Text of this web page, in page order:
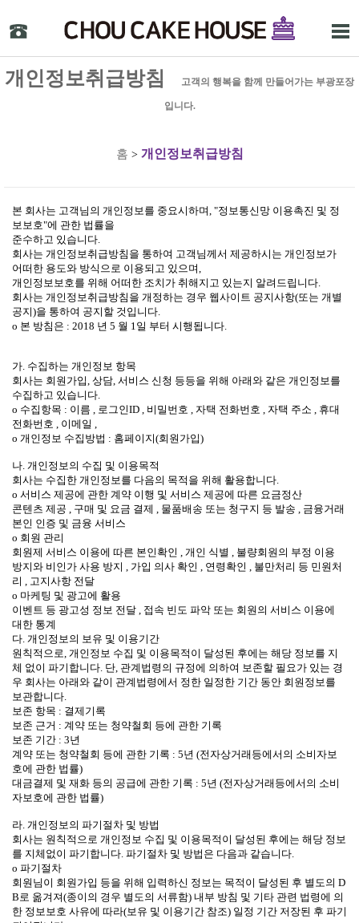
개인정보취급방침 고객의 행복을 함께 만들어가는 부광포장
입니다.
홈 > 개인정보취급방침
본 회사는 고객님의 개인정보를 중요시하며, "정보통신망 이용촉진 및 정
보보호"에 관한 법률을
준수하고 있습니다.
회사는 개인정보취급방침을 통하여 고객님께서 제공하시는 개인정보가
어떠한 용도와 방식으로 이용되고 있으며,
개인정보보호를 위해 어떠한 조치가 취해지고 있는지 알려드립니다.
회사는 개인정보취급방침을 개정하는 경우 웹사이트 공지사항(또는 개별
공지)을 통하여 공지할 것입니다.
ο 본 방침은 : 2018 년 5 월 1일 부터 시행됩니다.
가. 수집하는 개인정보 항목
회사는 회원가입, 상담, 서비스 신청 등등을 위해 아래와 같은 개인정보를
수집하고 있습니다.
ο 수집항목 : 이름 , 로그인ID , 비밀번호 , 자택 전화번호 , 자택 주소 , 휴대
전화번호 , 이메일 ,
ο 개인정보 수집방법 : 홈페이지(회원가입)
나. 개인정보의 수집 및 이용목적
회사는 수집한 개인정보를 다음의 목적을 위해 활용합니다.
ο 서비스 제공에 관한 계약 이행 및 서비스 제공에 따른 요금정산
콘텐츠 제공 , 구매 및 요금 결제 , 물품배송 또는 청구지 등 발송 , 금융거래
본인 인증 및 금융 서비스
ο 회원 관리
회원제 서비스 이용에 따른 본인확인 , 개인 식별 , 불량회원의 부정 이용
방지와 비인가 사용 방지 , 가입 의사 확인 , 연령확인 , 불만처리 등 민원처
리 , 고지사항 전달
ο 마케팅 및 광고에 활용
이벤트 등 광고성 정보 전달 , 접속 빈도 파악 또는 회원의 서비스 이용에
대한 통계
다. 개인정보의 보유 및 이용기간
원칙적으로, 개인정보 수집 및 이용목적이 달성된 후에는 해당 정보를 지
체 없이 파기합니다. 단, 관계법령의 규정에 의하여 보존할 필요가 있는 경
우 회사는 아래와 같이 관계법령에서 정한 일정한 기간 동안 회원정보를
보관합니다.
보존 항목 : 결제기록
보존 근거 : 계약 또는 청약철회 등에 관한 기록
보존 기간 : 3년
계약 또는 청약철회 등에 관한 기록 : 5년 (전자상거래등에서의 소비자보
호에 관한 법률)
대금결제 및 재화 등의 공급에 관한 기록 : 5년 (전자상거래등에서의 소비
자보호에 관한 법률)
라. 개인정보의 파기절차 및 방법
회사는 원칙적으로 개인정보 수집 및 이용목적이 달성된 후에는 해당 정보
를 지체없이 파기합니다. 파기절차 및 방법은 다음과 같습니다.
ο 파기절차
회원님이 회원가입 등을 위해 입력하신 정보는 목적이 달성된 후 별도의 D
B로 옮겨져(종이의 경우 별도의 서류함) 내부 방침 및 기타 관련 법령에 의
한 정보보호 사유에 따라(보유 및 이용기간 참조) 일정 기간 저장된 후 파기